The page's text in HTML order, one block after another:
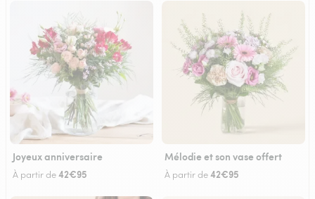
Joyeux anniversaire
À partir de42€95
Mélodie et son vase offert
À partir de42€95